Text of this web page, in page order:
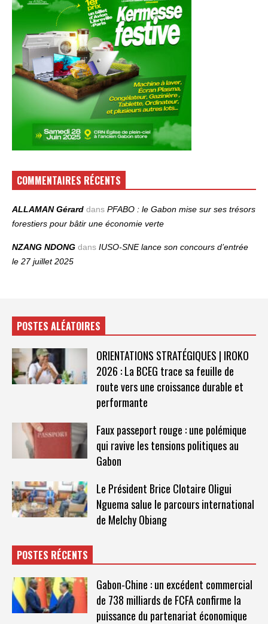
COMMENTAIRES RÉCENTS
ALLAMAN Gérard dans PFABO : le Gabon mise sur ses trésors
forestiers pour bâtir une économie verte
NZANG NDONG dans IUSO‑SNE lance son concours d’entrée
le 27 juillet 2025
POSTES ALÉATOIRES
ORIENTATIONS STRATÉGIQUES | IROKO
2026 : La BCEG trace sa feuille de
route vers une croissance durable et
performante
Faux passeport rouge : une polémique
qui ravive les tensions politiques au
Gabon
Le Président Brice Clotaire Oligui
Nguema salue le parcours international
de Melchy Obiang
POSTES RÉCENTS
Gabon-Chine : un excédent commercial
de 738 milliards de FCFA confirme la
puissance du partenariat économique